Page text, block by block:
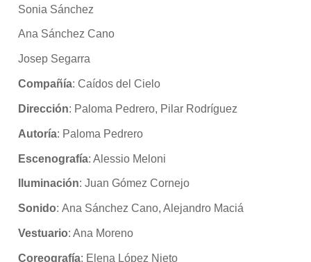
Sonia Sánchez
Ana Sánchez Cano
Josep Segarra
Compañía: Caídos del Cielo
Dirección: Paloma Pedrero, Pilar Rodríguez
Autoría: Paloma Pedrero
Escenografía: Alessio Meloni
Iluminación: Juan Gómez Cornejo
Sonido: Ana Sánchez Cano, Alejandro Maciá
Vestuario: Ana Moreno
Coreografía: Elena López Nieto